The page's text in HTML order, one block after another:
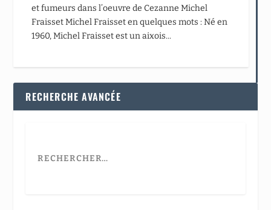
et fumeurs dans l’oeuvre de Cezanne Michel
Fraisset Michel Fraisset en quelques mots : Né en
1960, Michel Fraisset est un aixois...
RECHERCHE AVANCÉE